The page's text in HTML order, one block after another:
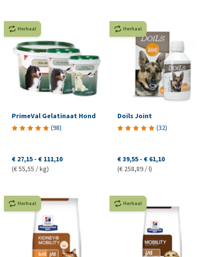
Herhaal
PrimeVal Gelatinaat Hond
(98)
€ 27,15 - € 111,10
(€ 55,55 / kg)
Herhaal
Doils Joint
(32)
€ 39,55 - € 61,10
(€ 258,89 / l)
Herhaal Herhaal